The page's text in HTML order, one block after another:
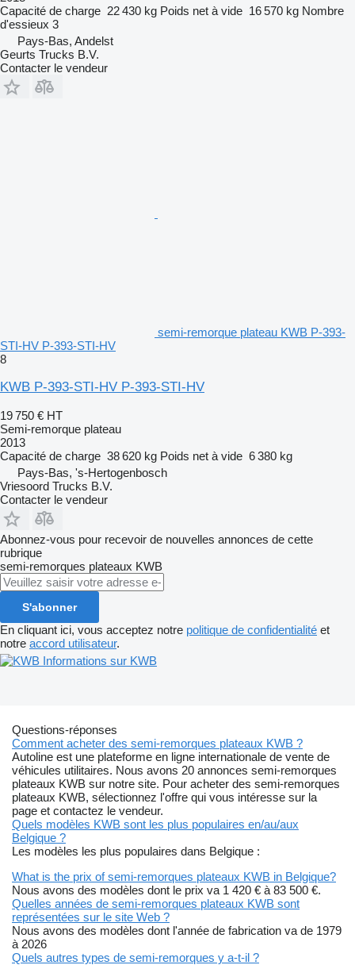
Capacité de charge 22 430 kg Poids net à vide 16 570 kg Nombre
d'essieux 3
Pays-Bas, Andelst
Geurts Trucks B.V.
Contacter le vendeur
semi-remorque plateau KWB P-393-
STI-HV P-393-STI-HV
8
KWB P-393-STI-HV P-393-STI-HV
19 750 € HT
Semi-remorque plateau
2013
Capacité de charge 38 620 kg Poids net à vide 6 380 kg
Pays-Bas, 's-Hertogenbosch
Vriesoord Trucks B.V.
Contacter le vendeur
Abonnez-vous pour recevoir de nouvelles annonces de cette
rubrique
semi-remorques plateaux KWB
S'abonner
En cliquant ici, vous acceptez notre politique de confidentialité et
notre accord utilisateur.
Informations sur KWB
Questions-réponses
Comment acheter des semi-remorques plateaux KWB ?
Autoline est une plateforme en ligne internationale de vente de
véhicules utilitaires. Nous avons 20 annonces semi-remorques
plateaux KWB sur notre site. Pour acheter des semi-remorques
plateaux KWB, sélectionnez l'offre qui vous intéresse sur la
page et contactez le vendeur.
Quels modèles KWB sont les plus populaires en/au/aux
Belgique ?
Les modèles les plus populaires dans Belgique :
What is the prix of semi-remorques plateaux KWB in Belgique?
Nous avons des modèles dont le prix va 1 420 € à 83 500 €.
Quelles années de semi-remorques plateaux KWB sont
représentées sur le site Web ?
Nous avons des modèles dont l'année de fabrication va de 1979
à 2026
Quels autres types de semi-remorques y a-t-il ?